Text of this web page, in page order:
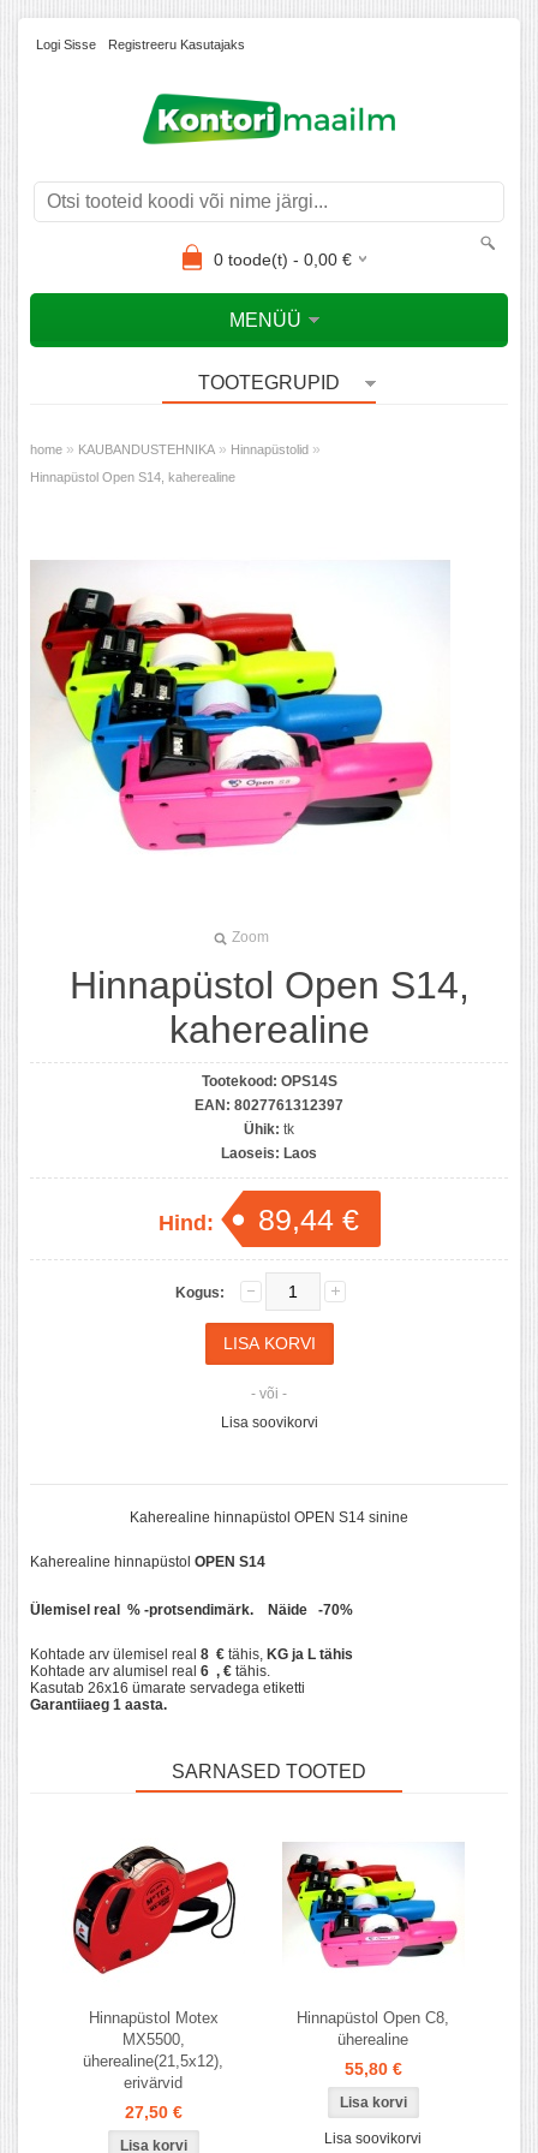
Logi Sisse Registreeru Kasutajaks
0toode(t) - 0,00€
MENÜÜ
TOOTEGRUPID
home » KAUBANDUSTEHNIKA » Hinnapüstolid »
Hinnapüstol Open S14, kaherealine
Zoom
Hinnapüstol Open S14,
kaherealine
Tootekood: OPS14S
EAN: 8027761312397
Ühik: tk
Laoseis: Laos
Hind: 89,44 €
Kogus:
- või -
Lisa soovikorvi
Kaherealine hinnapüstol OPEN S14 sinine
Kaherealine hinnapüstol OPEN S14
Ülemisel real % -protsendimärk. Näide -70%
Kohtade arv ülemisel real 8 € tähis, KG ja L tähis
Kohtade arv alumisel real 6 , € tähis.
Kasutab 26x16 ümarate servadega etiketti
Garantiiaeg 1 aasta.
SARNASED TOOTED
Hinnapüstol Motex
MX5500,
üherealine(21,5x12),
erivärvid
27,50 €
Hinnapüstol Open C8,
üherealine
55,80 €
Lisa soovikorvi